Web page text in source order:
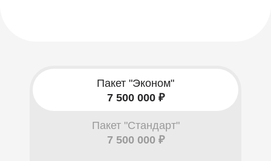
Пакет "Эконом"
7 500 000 ₽
Пакет "Стандарт"
7 500 000 ₽